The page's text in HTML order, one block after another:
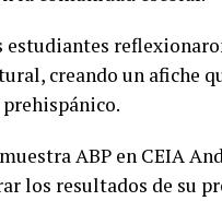
creando un afiche
ABP en CEIA
los resultados de su